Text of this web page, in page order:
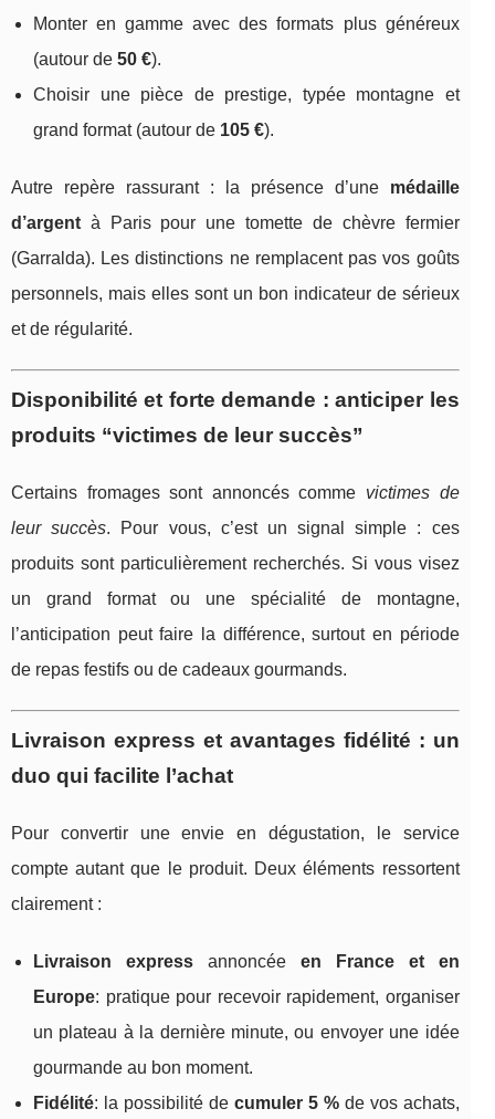
Monter en gamme avec des formats plus généreux
(autour de 50 €).
Choisir une pièce de prestige, typée montagne et
grand format (autour de 105 €).
Autre repère rassurant : la présence d’une médaille
d’argent à Paris pour une tomette de chèvre fermier
(Garralda). Les distinctions ne remplacent pas vos goûts
personnels, mais elles sont un bon indicateur de sérieux
et de régularité.
Disponibilité et forte demande : anticiper les
produits “victimes de leur succès”
Certains fromages sont annoncés comme victimes de
leur succès. Pour vous, c’est un signal simple : ces
produits sont particulièrement recherchés. Si vous visez
un grand format ou une spécialité de montagne,
l’anticipation peut faire la différence, surtout en période
de repas festifs ou de cadeaux gourmands.
Livraison express et avantages fidélité : un
duo qui facilite l’achat
Pour convertir une envie en dégustation, le service
compte autant que le produit. Deux éléments ressortent
clairement :
Livraison expressannoncée en France et en
Europe: pratique pour recevoir rapidement, organiser
un plateau à la dernière minute, ou envoyer une idée
gourmande au bon moment.
Fidélité: la possibilité de cumuler 5 %de vos achats,